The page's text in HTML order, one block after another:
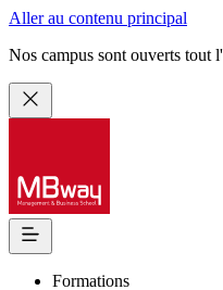
Aller au contenu principal
Nos campus sont ouverts tout
Formations